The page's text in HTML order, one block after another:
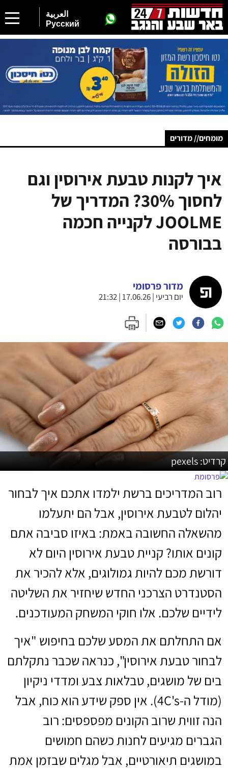
العربية
Русский
מומחים// מדורים
איך לקנות טבעת אירוסין וגם
לחסוך 30%? המדריך של
JOOLME לקנייה חכמה
בבורסה
מדור פרסומי
יום רביעי | 17.06.26 | 21:32
קרדיט: pexels
רוב המדריכים ברשת ילמדו אתכם איך לבחור
יהלום לטבעת אירוסין, אבל הם יתעלמו
מהשאלה החשובה באמת: באיזו סביבה אתם
קונים אותו? קניית טבעת אירוסין היום לא
דורשת מכם להיות גמולוגים, אלא להכיר את
הסטנדרט הצרכני החדש שיחזיר את השליטה
לידיים שלכם. אלו חוקי המשחק המעודכנים.
אם התחלתם את המסע שלכם בחיפוש "איך
לבחור טבעת אירוסין", כנראה שכבר נתקלתם
בים של מושגים, טבלאות צבע ומדדי ניקיון
(מודל ה-4C's). אין ספק שידע הוא כוח, אבל
הנה זווית שרוב הקונים מפספסים: רוב
הגברים מגיעים לחנות כשהם חמושים
במושגים תיאורטיים, אבל מגלים שבזמן אמת